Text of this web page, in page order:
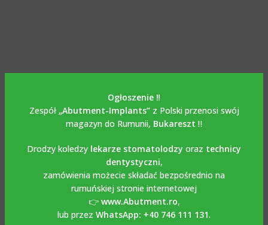
Ogłoszenie ‼️
Zespół „Abutment-Implants”z Polski przenosi swój
magazyn do Rumunii, Bukareszt ‼️
Drodzy koledzy lekarze stomatolodzy oraz technicy
dentystyczni,
zamówienia możecie składać bezpośrednio na
rumuńskiej stronie internetowej
👉 www.Abutment.ro,
lub przez WhatsApp: +40 746 111 131.